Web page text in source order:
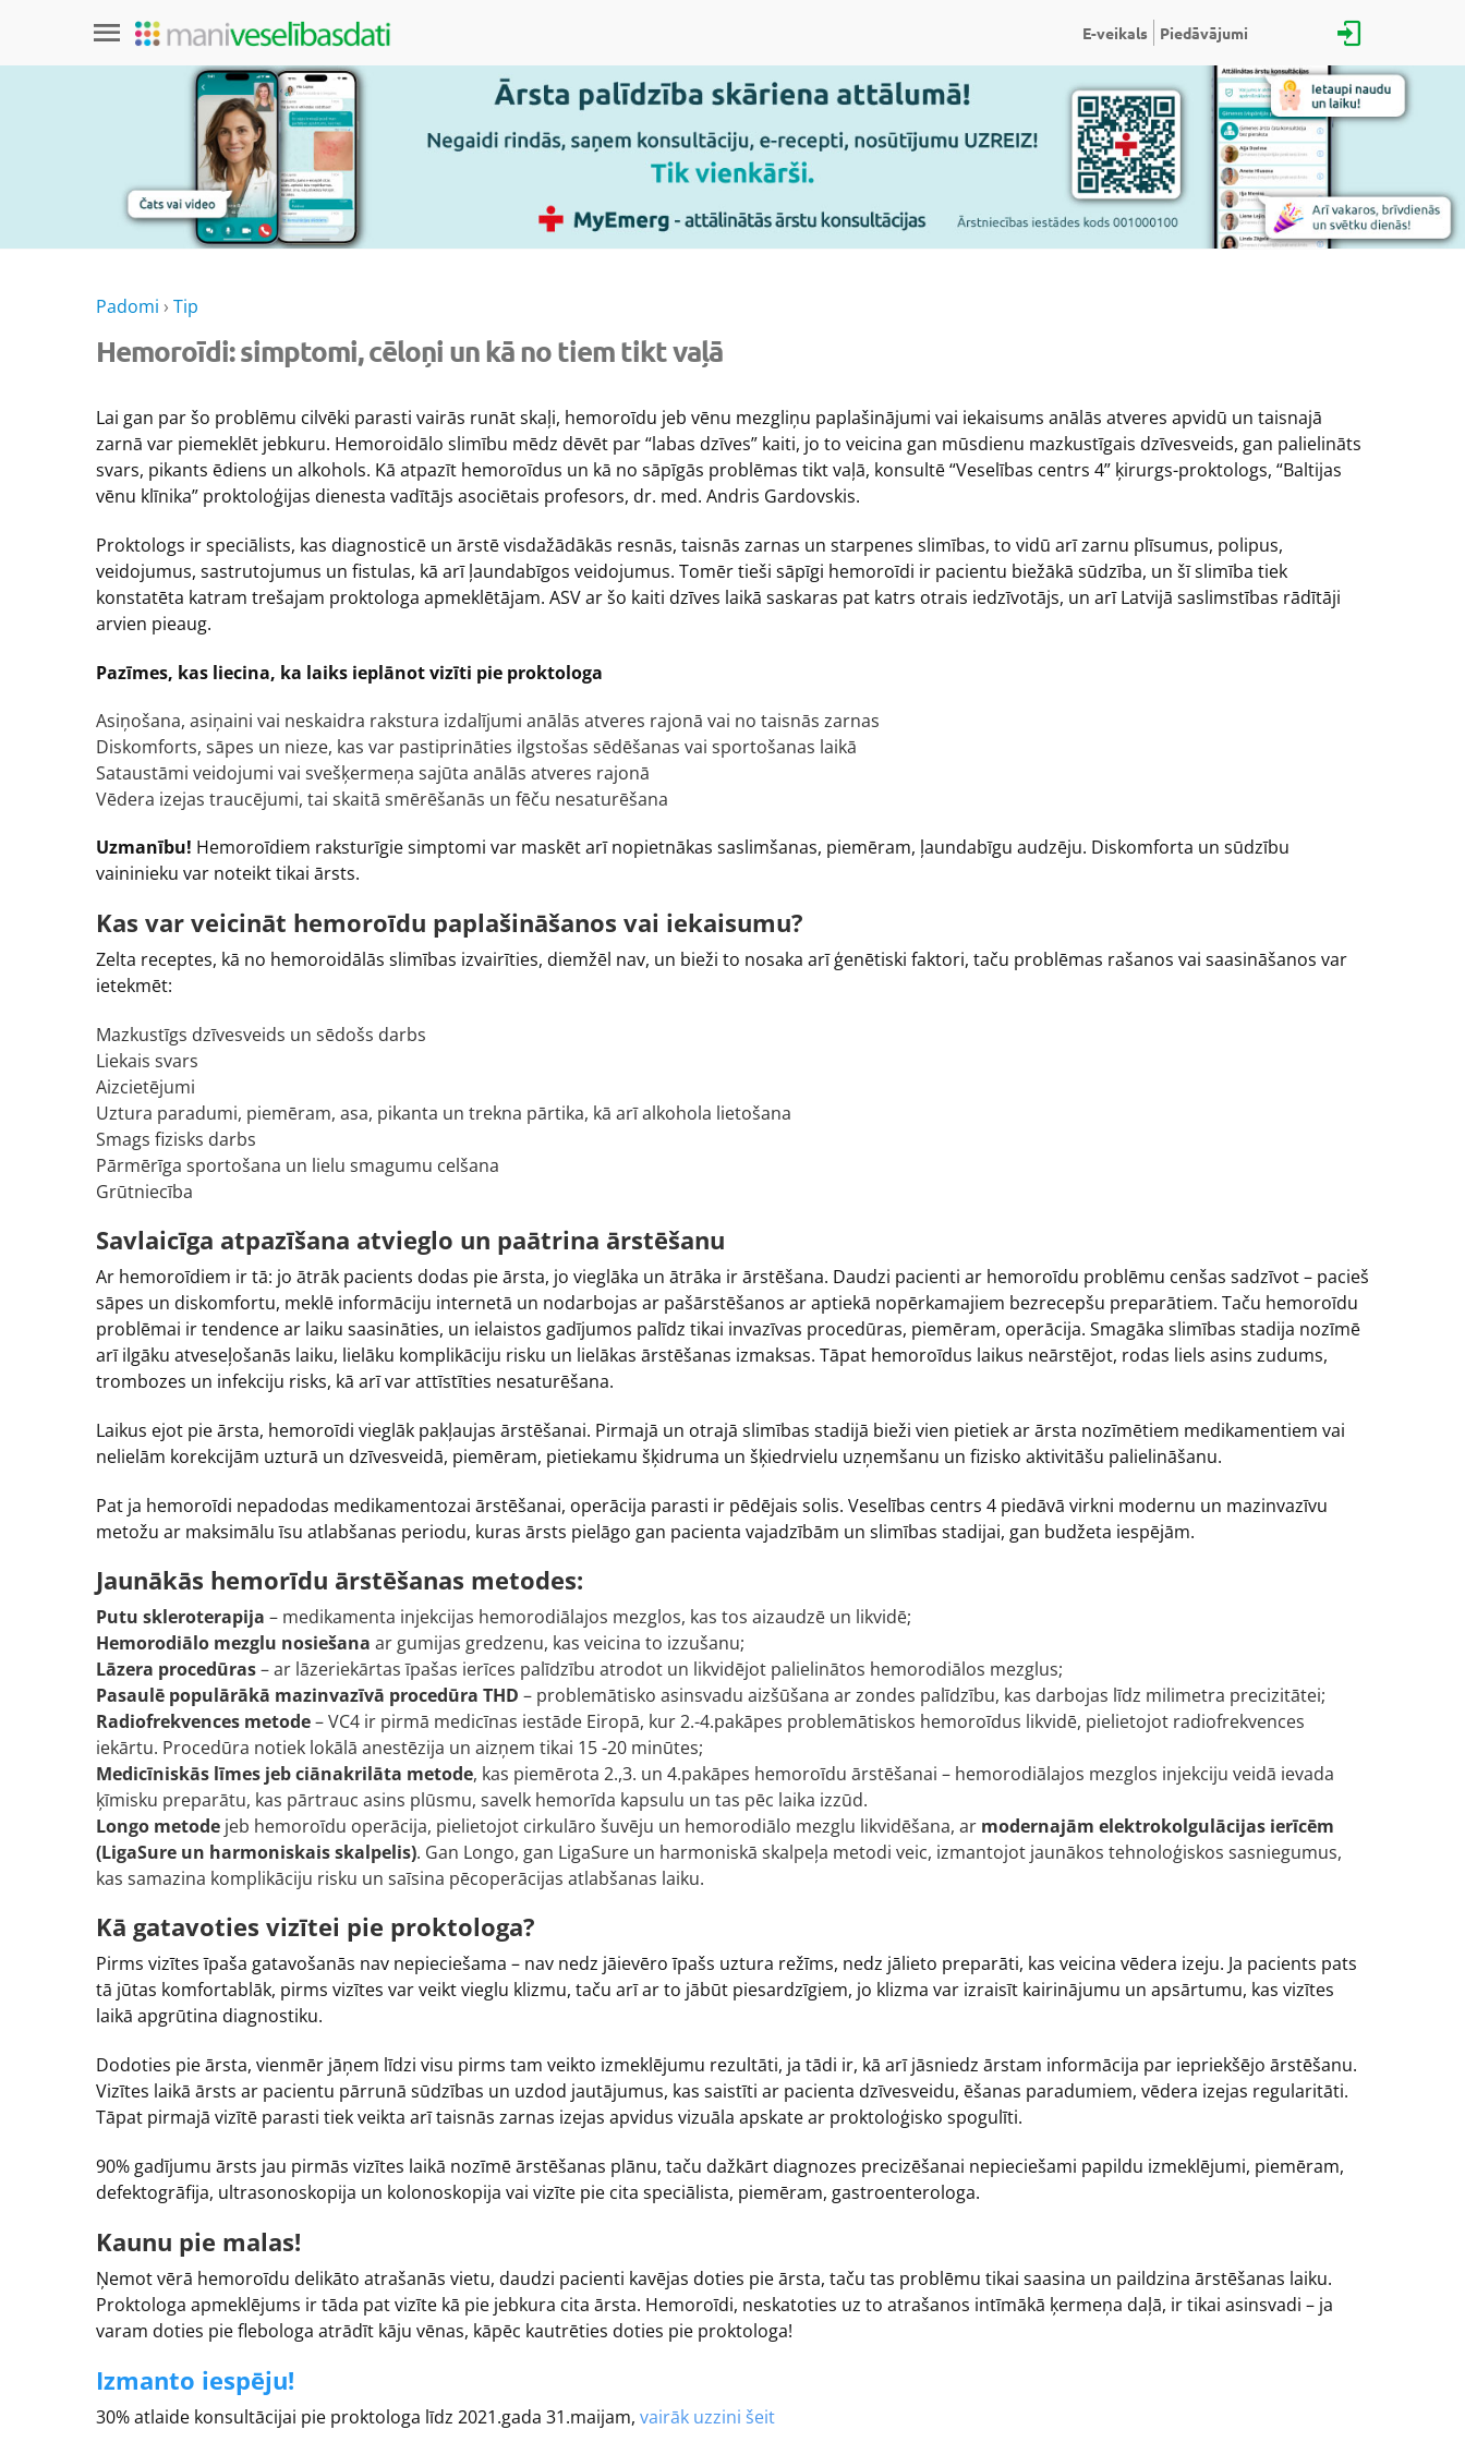
E-veikals Piedāvājumi
Padomi › Tip
Hemoroīdi: simptomi, cēloņi un kā no tiem tikt vaļā
Lai gan par šo problēmu cilvēki parasti vairās runāt skaļi, hemoroīdu jeb vēnu mezgliņu paplašinājumi vai iekaisums anālās atveres apvidū un taisnajā
zarnā var piemeklēt jebkuru. Hemoroidālo slimību mēdz dēvēt par “labas dzīves” kaiti, jo to veicina gan mūsdienu mazkustīgais dzīvesveids, gan palielināts
svars, pikants ēdiens un alkohols. Kā atpazīt hemoroīdus un kā no sāpīgās problēmas tikt vaļā, konsultē “Veselības centrs 4” ķirurgs-proktologs, “Baltijas
vēnu klīnika” proktoloģijas dienesta vadītājs asociētais profesors, dr. med. Andris Gardovskis.
Proktologs ir speciālists, kas diagnosticē un ārstē visdažādākās resnās, taisnās zarnas un starpenes slimības, to vidū arī zarnu plīsumus, polipus,
veidojumus, sastrutojumus un fistulas, kā arī ļaundabīgos veidojumus. Tomēr tieši sāpīgi hemoroīdi ir pacientu biežākā sūdzība, un šī slimība tiek
konstatēta katram trešajam proktologa apmeklētājam. ASV ar šo kaiti dzīves laikā saskaras pat katrs otrais iedzīvotājs, un arī Latvijā saslimstības rādītāji
arvien pieaug.
Pazīmes, kas liecina, ka laiks ieplānot vizīti pie proktologa
Asiņošana, asiņaini vai neskaidra rakstura izdalījumi anālās atveres rajonā vai no taisnās zarnas
Diskomforts, sāpes un nieze, kas var pastiprināties ilgstošas sēdēšanas vai sportošanas laikā
Sataustāmi veidojumi vai svešķermeņa sajūta anālās atveres rajonā
Vēdera izejas traucējumi, tai skaitā smērēšanās un fēču nesaturēšana
Uzmanību! Hemoroīdiem raksturīgie simptomi var maskēt arī nopietnākas saslimšanas, piemēram, ļaundabīgu audzēju. Diskomforta un sūdzību
vaininieku var noteikt tikai ārsts.
Kas var veicināt hemoroīdu paplašināšanos vai iekaisumu?
Zelta receptes, kā no hemoroidālās slimības izvairīties, diemžēl nav, un bieži to nosaka arī ģenētiski faktori, taču problēmas rašanos vai saasināšanos var
ietekmēt:
Mazkustīgs dzīvesveids un sēdošs darbs
Liekais svars
Aizcietējumi
Uztura paradumi, piemēram, asa, pikanta un trekna pārtika, kā arī alkohola lietošana
Smags fizisks darbs
Pārmērīga sportošana un lielu smagumu celšana
Grūtniecība
Savlaicīga atpazīšana atvieglo un paātrina ārstēšanu
Ar hemoroīdiem ir tā: jo ātrāk pacients dodas pie ārsta, jo vieglāka un ātrāka ir ārstēšana. Daudzi pacienti ar hemoroīdu problēmu cenšas sadzīvot – pacieš
sāpes un diskomfortu, meklē informāciju internetā un nodarbojas ar pašārstēšanos ar aptiekā nopērkamajiem bezrecepšu preparātiem. Taču hemoroīdu
problēmai ir tendence ar laiku saasināties, un ielaistos gadījumos palīdz tikai invazīvas procedūras, piemēram, operācija. Smagāka slimības stadija nozīmē
arī ilgāku atveseļošanās laiku, lielāku komplikāciju risku un lielākas ārstēšanas izmaksas. Tāpat hemoroīdus laikus neārstējot, rodas liels asins zudums,
trombozes un infekciju risks, kā arī var attīstīties nesaturēšana.
Laikus ejot pie ārsta, hemoroīdi vieglāk pakļaujas ārstēšanai. Pirmajā un otrajā slimības stadijā bieži vien pietiek ar ārsta nozīmētiem medikamentiem vai
nelielām korekcijām uzturā un dzīvesveidā, piemēram, pietiekamu šķidruma un šķiedrvielu uzņemšanu un fizisko aktivitāšu palielināšanu.
Pat ja hemoroīdi nepadodas medikamentozai ārstēšanai, operācija parasti ir pēdējais solis. Veselības centrs 4 piedāvā virkni modernu un mazinvazīvu
metožu ar maksimālu īsu atlabšanas periodu, kuras ārsts pielāgo gan pacienta vajadzībām un slimības stadijai, gan budžeta iespējām.
Jaunākās hemorīdu ārstēšanas metodes:
Putu skleroterapija – medikamenta injekcijas hemorodiālajos mezglos, kas tos aizaudzē un likvidē;
Hemorodiālo mezglu nosiešana ar gumijas gredzenu, kas veicina to izzušanu;
Lāzera procedūras– ar lāzeriekārtas īpašas ierīces palīdzību atrodot un likvidējot palielinātos hemorodiālos mezglus;
Pasaulē populārākā mazinvazīvā procedūra THD – problemātisko asinsvadu aizšūšana ar zondes palīdzību, kas darbojas līdz milimetra precizitātei;
Radiofrekvences metode– VC4 ir pirmā medicīnas iestāde Eiropā, kur 2.-4.pakāpes problemātiskos hemoroīdus likvidē, pielietojot radiofrekvences
iekārtu. Procedūra notiek lokālā anestēzija un aizņem tikai 15 -20 minūtes;
Medicīniskās līmes jeb ciānakrilāta metode, kas piemērota 2.,3. un 4.pakāpes hemoroīdu ārstēšanai – hemorodiālajos mezglos injekciju veidā ievada
ķīmisku preparātu, kas pārtrauc asins plūsmu, savelk hemorīda kapsulu un tas pēc laika izzūd.
Longo metode jeb hemoroīdu operācija, pielietojot cirkulāro šuvēju un hemorodiālo mezglu likvidēšana, ar modernajām elektrokolgulācijas ierīcēm
(LigaSure un harmoniskais skalpelis). Gan Longo, gan LigaSure un harmoniskā skalpeļa metodi veic, izmantojot jaunākos tehnoloģiskos sasniegumus,
kas samazina komplikāciju risku un saīsina pēcoperācijas atlabšanas laiku.
Kā gatavoties vizītei pie proktologa?
Pirms vizītes īpaša gatavošanās nav nepieciešama – nav nedz jāievēro īpašs uztura režīms, nedz jālieto preparāti, kas veicina vēdera izeju. Ja pacients pats
tā jūtas komfortablāk, pirms vizītes var veikt vieglu klizmu, taču arī ar to jābūt piesardzīgiem, jo klizma var izraisīt kairinājumu un apsārtumu, kas vizītes
laikā apgrūtina diagnostiku.
Dodoties pie ārsta, vienmēr jāņem līdzi visu pirms tam veikto izmeklējumu rezultāti, ja tādi ir, kā arī jāsniedz ārstam informācija par iepriekšējo ārstēšanu.
Vizītes laikā ārsts ar pacientu pārrunā sūdzības un uzdod jautājumus, kas saistīti ar pacienta dzīvesveidu, ēšanas paradumiem, vēdera izejas regularitāti.
Tāpat pirmajā vizītē parasti tiek veikta arī taisnās zarnas izejas apvidus vizuāla apskate ar proktoloģisko spogulīti.
90% gadījumu ārsts jau pirmās vizītes laikā nozīmē ārstēšanas plānu, taču dažkārt diagnozes precizēšanai nepieciešami papildu izmeklējumi, piemēram,
defektogrāfija, ultrasonoskopija un kolonoskopija vai vizīte pie cita speciālista, piemēram, gastroenterologa.
Kaunu pie malas!
Ņemot vērā hemoroīdu delikāto atrašanās vietu, daudzi pacienti kavējas doties pie ārsta, taču tas problēmu tikai saasina un paildzina ārstēšanas laiku.
Proktologa apmeklējums ir tāda pat vizīte kā pie jebkura cita ārsta. Hemoroīdi, neskatoties uz to atrašanos intīmākā ķermeņa daļā, ir tikai asinsvadi – ja
varam doties pie flebologa atrādīt kāju vēnas, kāpēc kautrēties doties pie proktologa!
Izmanto iespēju!
30% atlaide konsultācijai pie proktologa līdz 2021.gada 31.maijam, vairāk uzzini šeit